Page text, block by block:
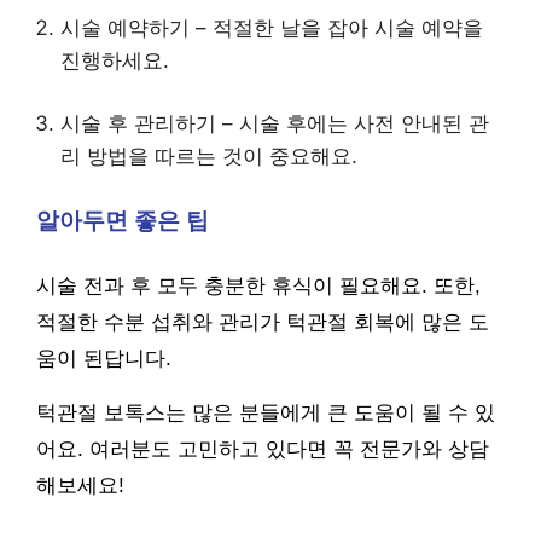
시술 예약하기 – 적절한 날을 잡아 시술 예약을
진행하세요.
시술 후 관리하기 – 시술 후에는 사전 안내된 관
리 방법을 따르는 것이 중요해요.
알아두면 좋은 팁
시술 전과 후 모두 충분한 휴식이 필요해요. 또한,
적절한 수분 섭취와 관리가 턱관절 회복에 많은 도
움이 된답니다.
턱관절 보톡스는 많은 분들에게 큰 도움이 될 수 있
어요. 여러분도 고민하고 있다면 꼭 전문가와 상담
해보세요!